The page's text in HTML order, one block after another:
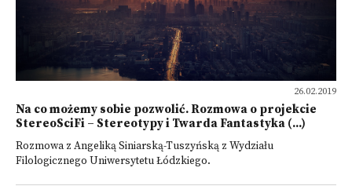
26.02.2019
Na co możemy sobie pozwolić. Rozmowa o projekcie
StereoSciFi – Stereotypy i Twarda Fantastyka (...)
Rozmowa z Angeliką Siniarską-Tuszyńską z Wydziału
Filologicznego Uniwersytetu Łódzkiego.